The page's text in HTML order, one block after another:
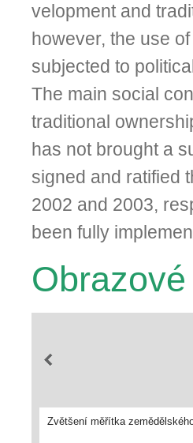
velopment and
however, the use
subjected to
The main social
traditional
has not brought a
signed and rati­fied
2002 and 2003,
been fully
Zvětšení měřítka